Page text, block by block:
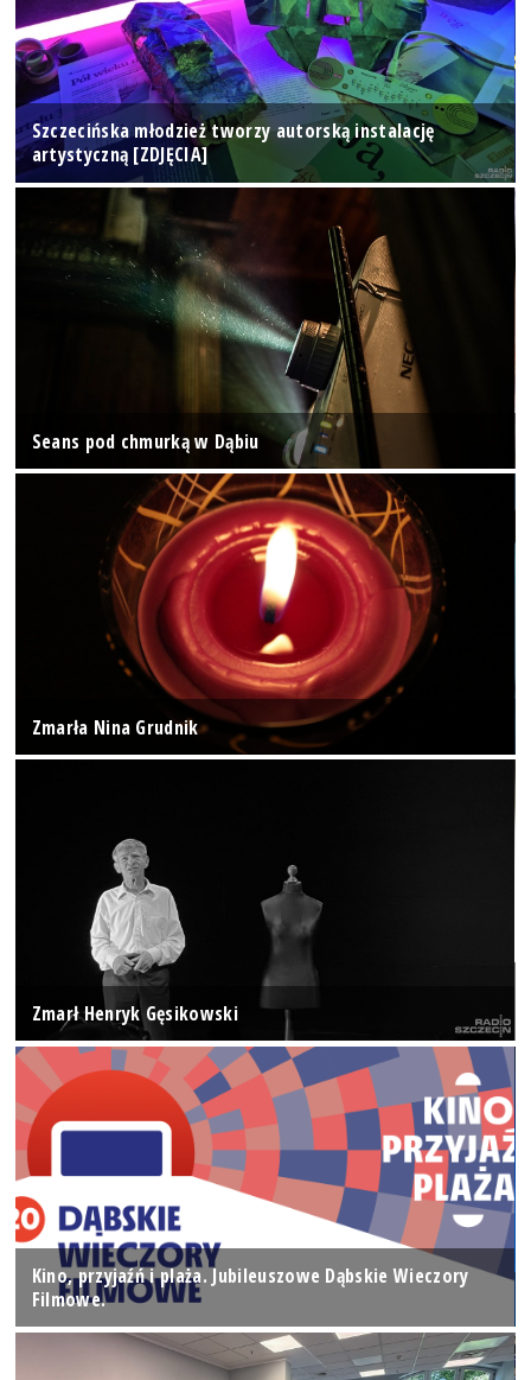
Szczecińska młodzież tworzy autorską instalację
artystyczną [ZDJĘCIA]
Seans pod chmurką w Dąbiu
Zmarła Nina Grudnik
Zmarł Henryk Gęsikowski
Kino, przyjaźń i plaża. Jubileuszowe Dąbskie Wieczory
Filmowe.